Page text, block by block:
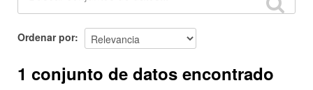
Ordenar por
1 conjunto de datos encontrado